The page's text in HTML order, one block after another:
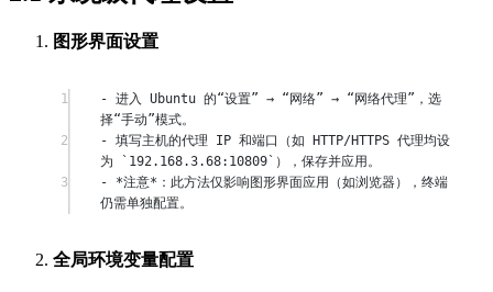
​图形界面设置​
1
- 进入 Ubuntu 的“设置” → “网络” → “网络代理”，选
择“手动”模式。
2
- 填写主机的代理 IP 和端口（如 HTTP/HTTPS 代理均设
为 `192.168.3.68:10809`），保存并应用。
3
- *注意*：此方法仅影响图形界面应用（如浏览器），终端
仍需单独配置。
​全局环境变量配置​